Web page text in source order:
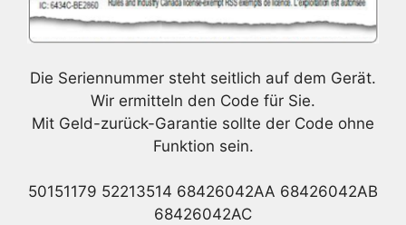
Die Seriennummer steht seitlich auf dem Gerät.
Wir ermitteln den Code für Sie.
Mit Geld-zurück-Garantie sollte der Code ohne
Funktion sein.
50151179 52213514 68426042AA 68426042AB
68426042AC